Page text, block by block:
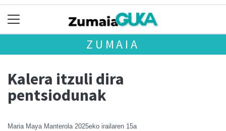
ZUMAIA
Kalera itzuli dira
pentsiodunak
Maria Maya Manterola 2025eko irailaren 15a